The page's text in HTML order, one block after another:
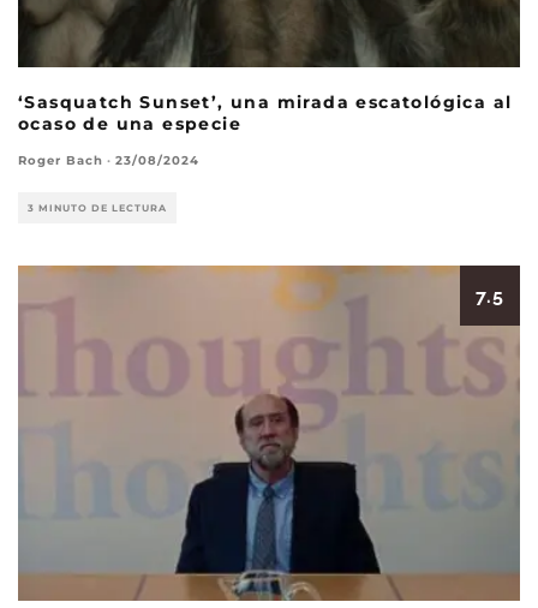
‘Sasquatch Sunset’, una mirada escatológica al
ocaso de una especie
Roger Bach · 23/08/2024
3 MINUTO DE LECTURA
7.5